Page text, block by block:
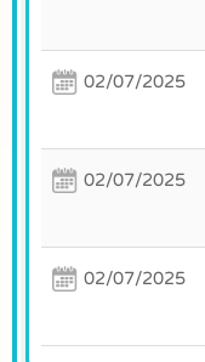
02/07/2025
02/07/2025
02/07/2025